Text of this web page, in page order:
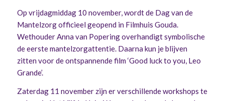
Op vrijdagmiddag 10 november, wordt de Dag van de
Mantelzorg officieel geopend in Filmhuis Gouda.
Wethouder Anna van Popering overhandigt symbolische
de eerste mantelzorgattentie. Daarna kun je blijven
zitten voor de ontspannende film ‘Good luck to you, Leo
Grande’.
Zaterdag 11 november zijn er verschillende workshops te